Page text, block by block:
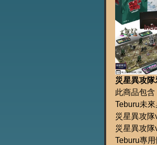
災星異攻
此商品包含
Teburu未
災星異攻隊
災星異攻隊
Teburu專用